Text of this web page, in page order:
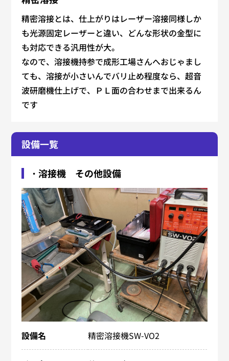
精密溶接とは、仕上がりはレーザー溶接同様しか
も光源固定レーザーと違い、どんな形状の金型に
も対応できる汎用性が大。
なので、溶接機持参で成形工場さんへおじゃまし
ても、溶接が小さいんでバリ止め程度なら、超音
波研磨機仕上げで、ＰＬ面の合わせまで出来るん
です
設備一覧
・溶接機 その他設備
設備名 精密溶接機SW-VO2